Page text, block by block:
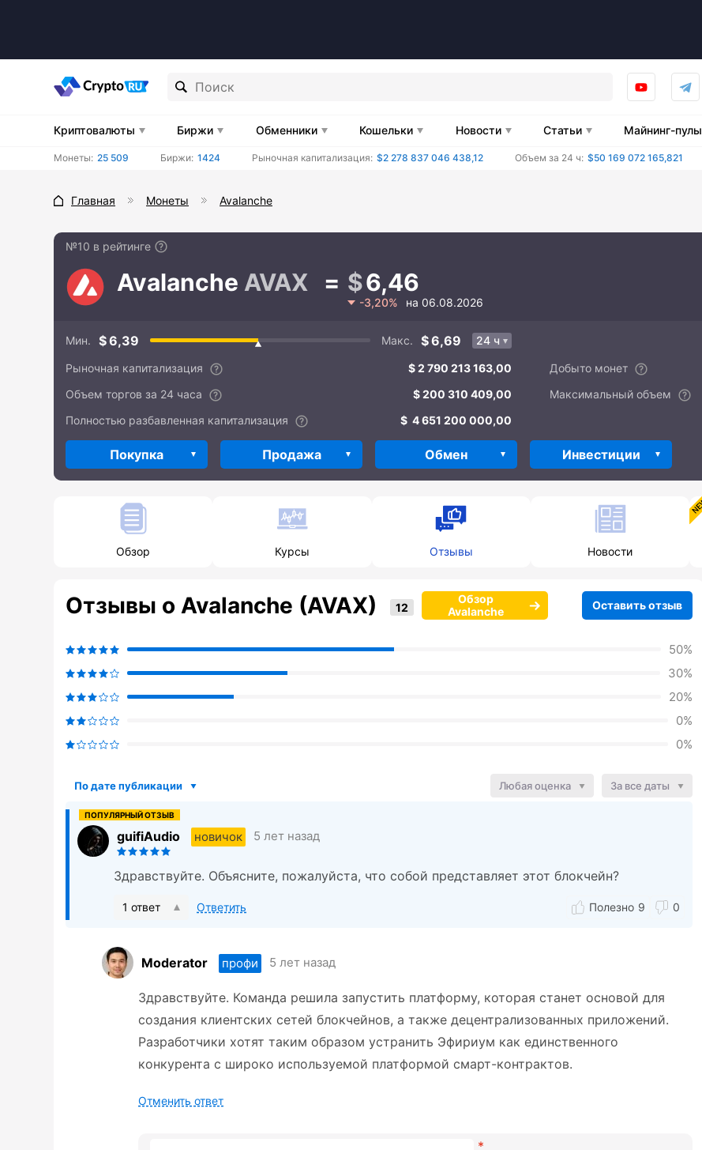
Криптовалюты Биржи Обменники Кошельки Новости Статьи Майнинг-пулы
Монеты: 25 509 Биржи: 1424 Рыночная капитализация: $2 278 837 046 438,12 Объем за 24 ч: $50 169 072 165,821
Главная Монеты Avalanche
№10 в рейтинге
Avalanche AVAX 6,46
-3,20% на 06.08.2026
Мин. 6,39 Макс. 6,69 24 ч
Рыночная капитализация
2 790 213 163,00
Объем торгов за 24 часа
200 310 409,00
Полностью разбавленная капитализация
4 651 200 000,00
Добыто монет
Максимальный объем
Покупка Продажа Обмен Инвестиции
Обзор Курсы Отзывы Новости
Отзывы о Avalanche (AVAX)
Обзор
Avalanche
Оставить отзыв
50%
30%
20%
0%
0%
По дате публикации Любая оценка За все даты
guifiAudio новичок 5 лет назад
Здравствуйте. Объясните, пожалуйста, что собой представляет этот блокчейн?
1 ответ Ответить 9 0
Moderator профи 5 лет назад
Здравствуйте. Команда решила запустить платформу, которая станет основой для
создания клиентских сетей блокчейнов, а также децентрализованных приложений.
Разработчики хотят таким образом устранить Эфириум как единственного
конкурента с широко используемой платформой смарт-контрактов.
Отменить ответ